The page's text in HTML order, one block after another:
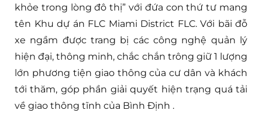
khỏe trong lòng đô thị” với đứa con thứ tư mang
tên Khu dự án FLC Miami District FLC. Với bãi đỗ
xe ngầm được trang bị các công nghệ quản lý
hiện đại, thông minh, chắc chắn trông giữ 1 lượng
lớn phương tiện giao thông của cư dân và khách
tới thăm, góp phần giải quyết hiện trạng quá tải
về giao thông tĩnh của Bình Định .